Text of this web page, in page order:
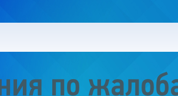
по